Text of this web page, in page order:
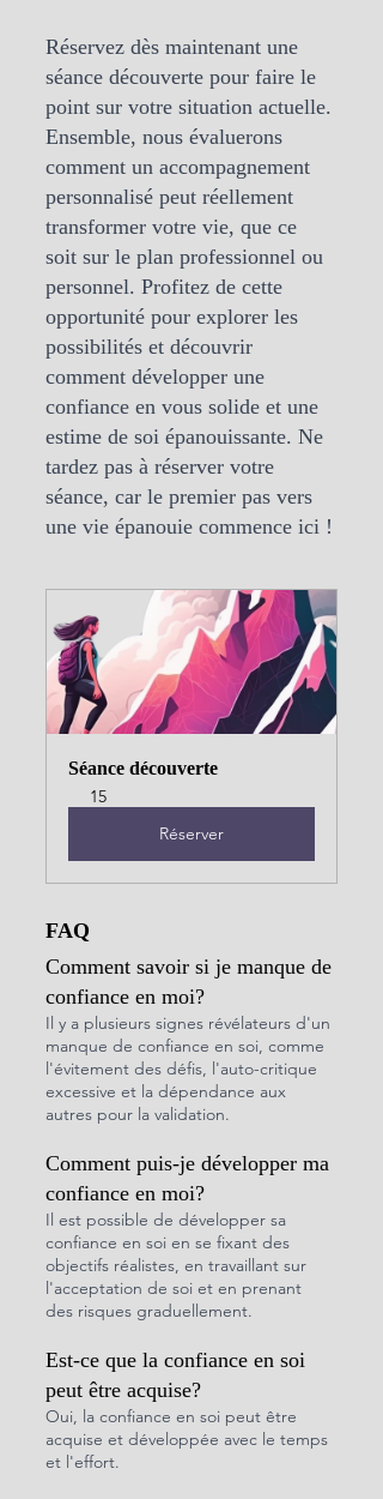
Réservez dès maintenant une
séance découverte pour faire le
point sur votre situation actuelle.
Ensemble, nous évaluerons
comment un accompagnement
personnalisé peut réellement
transformer votre vie, que ce
soit sur le plan professionnel ou
personnel. Profitez de cette
opportunité pour explorer les
possibilités et découvrir
comment développer une
confiance en vous solide et une
estime de soi épanouissante. Ne
tardez pas à réserver votre
séance, car le premier pas vers
une vie épanouie commence ici !
Séance découverte
15
Réserver
FAQ
Comment savoir si je manque de
confiance en moi?
Il y a plusieurs signes révélateurs d'un
manque de confiance en soi, comme
l'évitement des défis, l'auto-critique
excessive et la dépendance aux
autres pour la validation.
Comment puis-je développer ma
confiance en moi?
Il est possible de développer sa
confiance en soi en se fixant des
objectifs réalistes, en travaillant sur
l'acceptation de soi et en prenant
des risques graduellement.
Est-ce que la confiance en soi
peut être acquise?
Oui, la confiance en soi peut être
acquise et développée avec le temps
et l'effort.